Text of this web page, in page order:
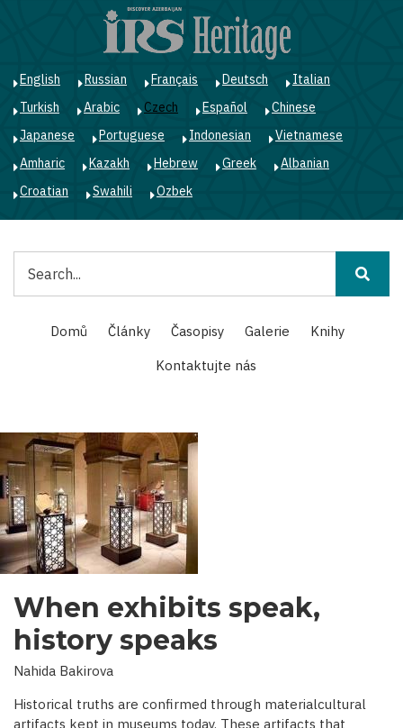
English Russian Français Deutsch
Italian
Turkish
Arabic Czech Español
Chinese
Japanese
Portuguese Indonesian
Vietnamese
Amharic
Kazakh Hebrew Greek
Albanian
Croatian
Swahili Ozbek
Main
navigation
Domů Články Časopisy Galerie
Knihy
Kontaktujte nás
When exhibits speak,
history speaks
Nahida Bakirova
Historical truths are confirmed through materialcultural
artifacts kept in museums today. These artifacts that